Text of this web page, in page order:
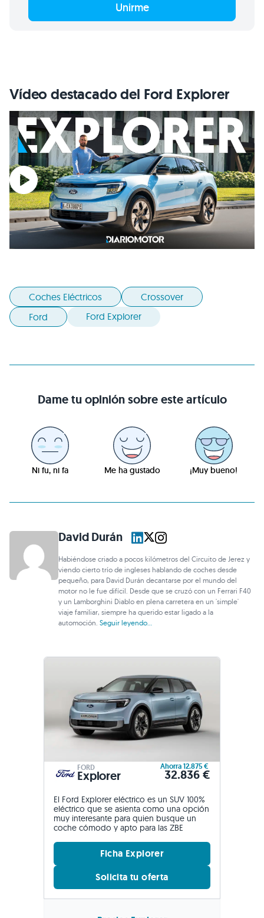
Unirme
Vídeo destacado del Ford Explorer
Coches Eléctricos
Crossover
Ford
Ford Explorer
Dame tu opinión sobre este artículo
Ni fu, ni fa Me ha gustado ¡Muy bueno!
David Durán
Habiéndose criado a pocos kilómetros del Circuito de Jerez y
viendo cierto trío de ingleses hablando de coches desde
pequeño, para David Durán decantarse por el mundo del
motor no le fue difícil. Desde que se cruzó con un Ferrari F40
y un Lamborghini Diablo en plena carretera en un 'simple'
viaje familiar, siempre ha querido estar ligado a la
automoción.Seguir leyendo...
FORD
Explorer
Ahorra 12.875 €
32.836 €
El Ford Explorer eléctrico es un SUV 100%
eléctrico que se asienta como una opción
muy interesante para quien busque un
coche cómodo y apto para las ZBE
Ficha Explorer
Solicita tu oferta